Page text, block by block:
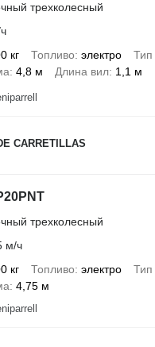
трехколесный
кг Топливо электро Тип
4,8 м Длина вил 1,1 м
CARRETILLAS
трехколесный
м/ч
кг Топливо электро Тип
4,75 м